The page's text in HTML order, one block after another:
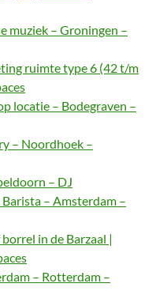
muziek – Groningen –
ruimte type 6 (42 t/m
locatie – Bodegraven –
– Noordhoek –
– DJ
– Amsterdam –
in de Barzaal |
– Rotterdam –